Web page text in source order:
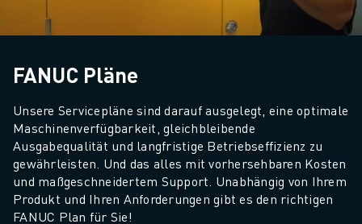
FANUC Pläne
Unsere Servicepläne sind darauf ausgelegt, eine optimale
Maschinenverfügbarkeit, gleichbleibende
Ausgabequalität und langfristige Betriebseffizienz zu
gewährleisten. Und das alles mit vorhersehbaren Kosten
und maßgeschneidertem Support. Unabhängig von Ihrem
Produkt und Ihren Anforderungen gibt es den richtigen
FANUC Plan für Sie!